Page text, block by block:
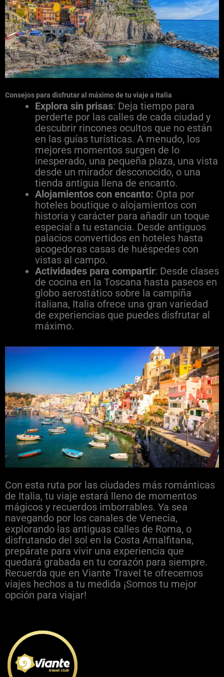
Consejos para disfrutar al máximo de tu viaje a Italia
Explora sin prisas: Deja tiempo para
perderte por las calles de cada ciudad y
descubrir rincones ocultos que no están
en las guías turísticas. A menudo, los
mejores momentos surgen de lo
inesperado, una pequeña plaza, una vista
desde un mirador desconocido, o una
tienda antigua llena de encanto.
Alojamientos con encanto: Opta por
hoteles boutique o alojamientos con
historia y carácter para añadir un toque
especial a tu estancia. Desde antiguos
palacios convertidos en hoteles hasta
acogedoras casas de huéspedes con
vistas al campo.
Actividades para compartir: Desde clases
de cocina en la Toscana hasta paseos en
globo aerostático sobre la campiña
italiana, Italia ofrece una gran variedad
de experiencias que puedes disfrutar al
máximo.
Con esta ruta por las ciudades más románticas
de Italia, tu viaje estará lleno de momentos
mágicos y recuerdos imborrables. Ya sea
navegando por los canales de Venecia,
explorando las antiguas calles de Roma, o
disfrutando del sol en la Costa Amalfitana,
prepárate para vivir una experiencia que
quedará grabada en tu corazón para siempre.
Recuerda que en Viante Travel te ofrecemos
viajes hechos a tu medida ¡Somos tu mejor
opción para viajar!